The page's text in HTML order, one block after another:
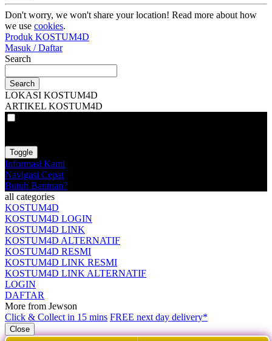
Don't worry, we won't share your location! Read more about how
we use cookies.
Produk KOSTUM4D
Masuk / Daftar
Search
Search
LOKASI KOSTUM4D
ARTIKEL KOSTUM4D
Toggle
Informasi Kami
Navigasi Cepat
Butuh Bantuan?
all categories
KOSTUM4D
KOSTUM4D LOGIN
KOSTUM4D LINK
KOSTUM4D ALTERNATIF
KOSTUM4D RESMI
KOSTUM4D LINK RESMI
KOSTUM4D LINK ALTERNATIF
LOGIN
DAFTAR
More from Jewson
Click & Collect in 15 mins FREE next day delivery*
Close